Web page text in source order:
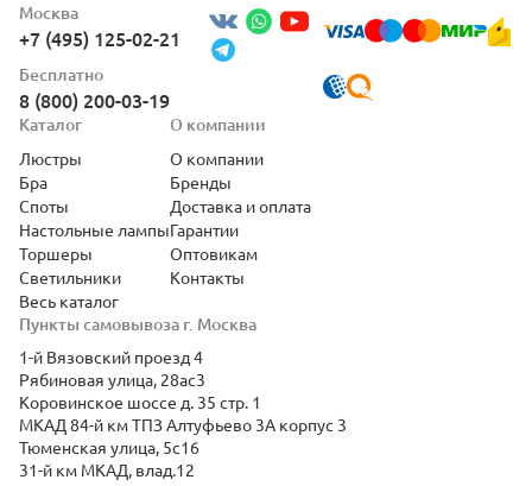
Москва
+7 (495) 125-02-21
Бесплатно
8 (800) 200-03-19
Пункты самовывоза г. Москва
1-й Вязовский проезд 4
Рябиновая улица, 28ас3
Коровинское шоссе д. 35 стр. 1
МКАД 84-й км ТПЗ Алтуфьево 3А корпус 3
Тюменская улица, 5с16
31-й км МКАД, влад.12
Каталог
Люстры
Бра
Споты
Настольные лампы
Торшеры
Светильники
Весь каталог
О компании
О компании
Бренды
Доставка и оплата
Гарантии
Оптовикам
Контакты